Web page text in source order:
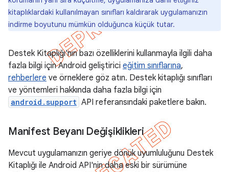
kitaplıklardaki kullanılmayan sınıfları kaldırarak uygulamanızın
indirme boyutunu mümkün olduğunca küçük tutar.
Destek Kitaplığı'nın bazı özelliklerini kullanmayla ilgili daha
fazla bilgi için Android geliştirici eğitim sınıflarına,
rehberlere ve örneklere göz atın. Destek kitaplığı sınıfları
ve yöntemleri hakkında daha fazla bilgi için
android.support API referansındaki paketlere bakın.
Manifest Beyanı Değişiklikleri
Mevcut uygulamanızın geriye dönük uyumluluğunu Destek
Kitaplığı ile Android API'nin daha eski bir sürümüne